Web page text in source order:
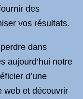
des
vos résultats.
dans
aujourd’hui notre
d’une
web et découvrir